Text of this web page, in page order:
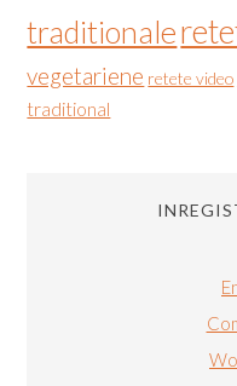
traditionale
vegetariene retete video
traditional